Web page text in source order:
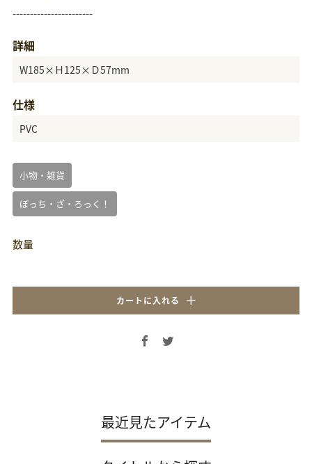
-----------------------
詳細
W185×Ｈ125×Ｄ57mm
仕様
PVC
小物・雑貨
ぼっち・ざ・ろっく！
数量
カートに入れる
Facebook
Twitter
最近見たアイテム